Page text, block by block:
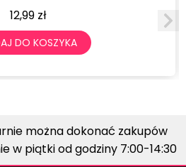
12,99 zł
DO KOSZYKA
można dokonać zakupów
w piątki od godziny 7:00-14:30